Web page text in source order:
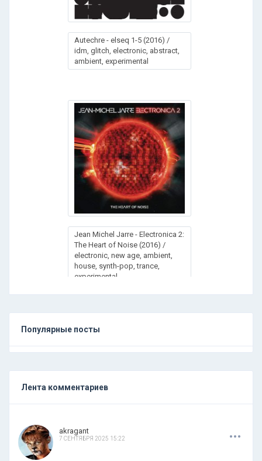
Autechre - elseq 1-5 (2016) /
idm, glitch, electronic, abstract,
ambient, experimental
Jean Michel Jarre - Electronica 2:
The Heart of Noise (2016) /
electronic, new age, ambient,
house, synth-pop, trance,
experimental
Популярные посты
Лента комментариев
akragant
7 СЕНТЯБРЯ 2025 15:22 ...